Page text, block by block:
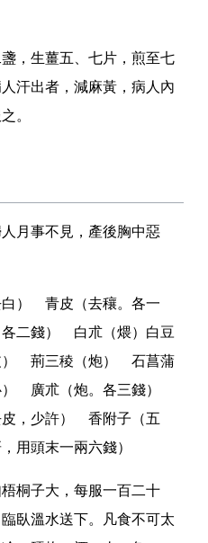
，生薑五 、七片 ，煎至七
汗出者 ，減麻黃 ，病人內
。
月事不見 ， 產後胸中惡
） 青皮（去穰。各一
錢） 白朮（煨）白豆
荊三稜（炮） 石菖蒲
廣朮（炮。各三錢）
， 少許） 香附子（五
， 用頭末一兩六錢）
桐子大 ，每服一百二十
臨臥溫水送下。
凡食不可太